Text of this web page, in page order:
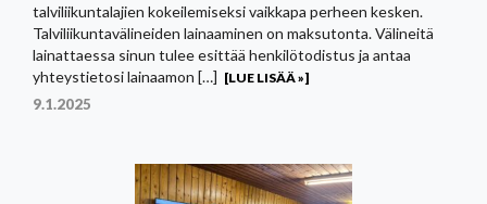
talviliikuntalajien kokeilemiseksi vaikkapa perheen kesken.
Talviliikuntavälineiden lainaaminen on maksutonta. Välineitä
lainattaessa sinun tulee esittää henkilötodistus ja antaa
yhteystietosi lainaamon […] [LUE LISÄÄ »]
9.1.2025